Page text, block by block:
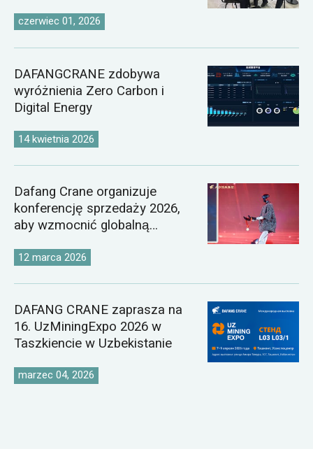
czerwiec 01, 2026
DAFANGCRANE zdobywa
wyróżnienia Zero Carbon i
Digital Energy
14 kwietnia 2026
Dafang Crane organizuje
konferencję sprzedaży 2026,
aby wzmocnić globalną
12 marca 2026
DAFANG CRANE zaprasza na
16. UzMiningExpo 2026 w
Taszkiencie w Uzbekistanie
marzec 04, 2026